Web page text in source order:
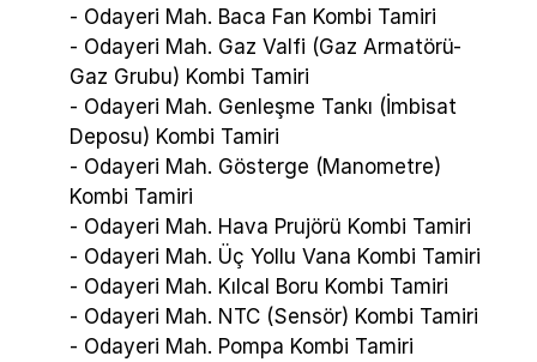
- Odayeri Mah. Baca Fan Kombi Tamiri
- Odayeri Mah. Gaz Valfi (Gaz Armatörü-
Gaz Grubu) Kombi Tamiri
- Odayeri Mah. Genleşme Tankı (İmbisat
Deposu) Kombi Tamiri
- Odayeri Mah. Gösterge (Manometre)
Kombi Tamiri
- Odayeri Mah. Hava Prujörü Kombi Tamiri
- Odayeri Mah. Üç Yollu Vana Kombi Tamiri
- Odayeri Mah. Kılcal Boru Kombi Tamiri
- Odayeri Mah. NTC (Sensör) Kombi Tamiri
- Odayeri Mah. Pompa Kombi Tamiri